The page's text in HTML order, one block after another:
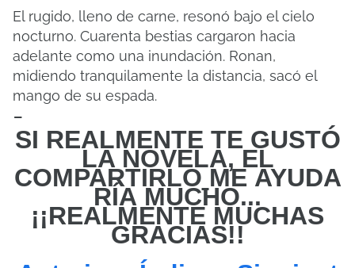
El rugido, lleno de carne, resonó bajo el cielo
nocturno. Cuarenta bestias cargaron hacia
adelante como una inundación. Ronan,
midiendo tranquilamente la distancia, sacó el
mango de su espada.
-
SI REALMENTE TE GUSTÓ
LA NOVELA, EL
COMPARTIRLO ME AYUDA
RÍA MUCHO...
¡¡REALMENTE MUCHAS
GRACIAS!!